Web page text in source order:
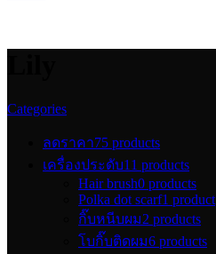
Categories
ลดราคา75 products
เครื่องประดับ11 products
Hair brush0 products
Polka dot scarf1 product
กิ๊บหนีบผม2 products
โบกิ๊บติดผม6 products